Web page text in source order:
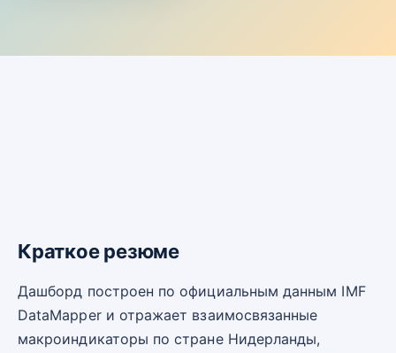
Краткое резюме
Дашборд построен по официальным данным IMF
DataMapper и отражает взаимосвязанные
макроиндикаторы по стране Нидерланды,